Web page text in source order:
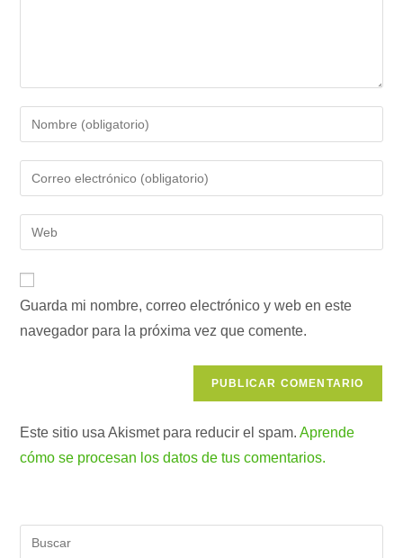
tu
nombre
de
usuario
para
tu
dirección
de
para
comentar
la
de
tu
web
Guarda mi nombre, correo electrónico y web en este
navegador para la próxima vez que comente.
Este sitio usa Akismet para reducir el spam.Aprende
cómo se procesan los datos de tus comentarios.